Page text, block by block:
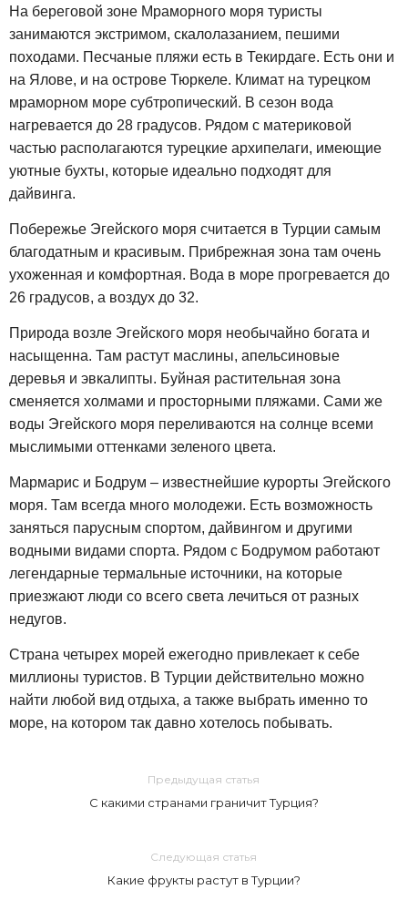
На береговой зоне Мраморного моря туристы
занимаются экстримом, скалолазанием, пешими
походами. Песчаные пляжи есть в Текирдаге. Есть они и
на Ялове, и на острове Тюркеле. Климат на турецком
мраморном море субтропический. В сезон вода
нагревается до 28 градусов. Рядом с материковой
частью располагаются турецкие архипелаги, имеющие
уютные бухты, которые идеально подходят для
дайвинга.
Побережье Эгейского моря считается в Турции самым
благодатным и красивым. Прибрежная зона там очень
ухоженная и комфортная. Вода в море прогревается до
26 градусов, а воздух до 32.
Природа возле Эгейского моря необычайно богата и
насыщенна. Там растут маслины, апельсиновые
деревья и эвкалипты. Буйная растительная зона
сменяется холмами и просторными пляжами. Сами же
воды Эгейского моря переливаются на солнце всеми
мыслимыми оттенками зеленого цвета.
Мармарис и Бодрум – известнейшие курорты Эгейского
моря. Там всегда много молодежи. Есть возможность
заняться парусным спортом, дайвингом и другими
водными видами спорта. Рядом с Бодрумом работают
легендарные термальные источники, на которые
приезжают люди со всего света лечиться от разных
недугов.
Страна четырех морей ежегодно привлекает к себе
миллионы туристов. В Турции действительно можно
найти любой вид отдыха, а также выбрать именно то
море, на котором так давно хотелось побывать.
Предыдущая статья
С какими странами граничит Турция?
Следующая статья
Какие фрукты растут в Турции?